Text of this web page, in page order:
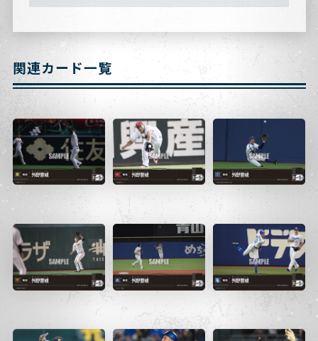
関連カード一覧